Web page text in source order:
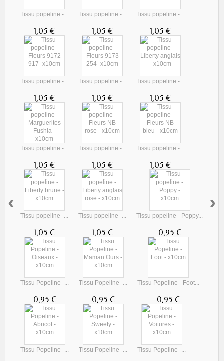
Tissu popeline -...
1,05 €
Tissu popeline -...
1,05 €
Tissu popeline -...
1,05 €
Tissu popeline -...
1,05 €
Tissu popeline -...
1,05 €
Tissu popeline -...
1,05 €
Tissu popeline -...
1,05 €
Tissu popeline -...
1,05 €
Tissu popeline -...
1,05 €
Tissu popeline -...
1,05 €
Tissu popeline -...
1,05 €
Tissu popeline - Poppy...
0,95 €
Tissu Popeline -...
0,95 €
Tissu Popeline -...
0,95 €
Tissu Popeline - Foot...
0,95 €
Tissu Popeline -... Tissu Popeline -... Tissu Popeline -...
‹ ›